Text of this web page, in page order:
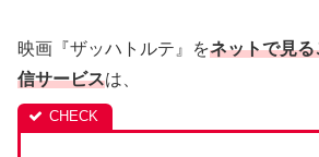
映画『ザッハトルテ』をネットで見
信サービスは、